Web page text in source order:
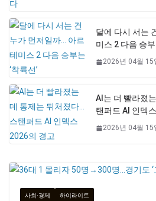
달에 다시 서는
미스 2 다음 승부
2026년 04월 15
AI는 더 빨라졌
탠퍼드 AI 인덱
2026년 04월 15
사회·경제 하이라이트